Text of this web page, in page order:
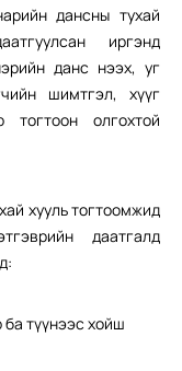
дансны тухай
иргэнд
данс нээх, уг
шимтгэл, хүүг
тогтоон олгохтой
хууль тогтоомжид
даатгалд
түүнээс хойш